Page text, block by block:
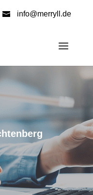
info@merryll.de